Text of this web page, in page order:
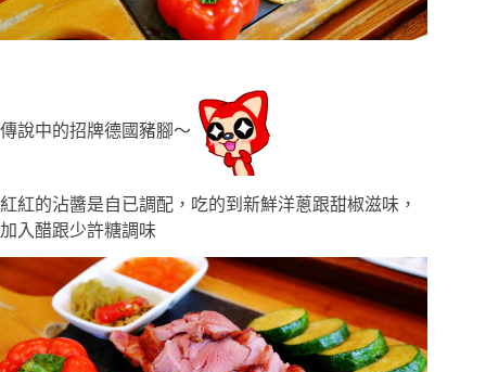
傳說中的招牌德國豬腳〜
紅紅的沾醬是自已調配，吃的到新鮮洋蔥跟甜椒滋味，
加入醋跟少許糖調味